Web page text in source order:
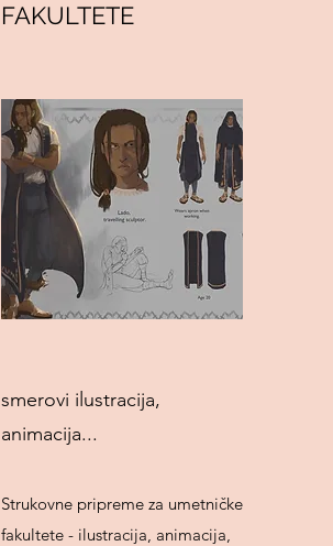
FAKULTETE
smerovi ilustracija,
animacija...
Strukovne pripreme za umetničke
fakultete - ilustracija, animacija,